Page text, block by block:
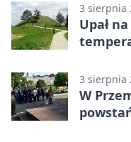
3 sierpnia
Upał
3 sierpnia
W